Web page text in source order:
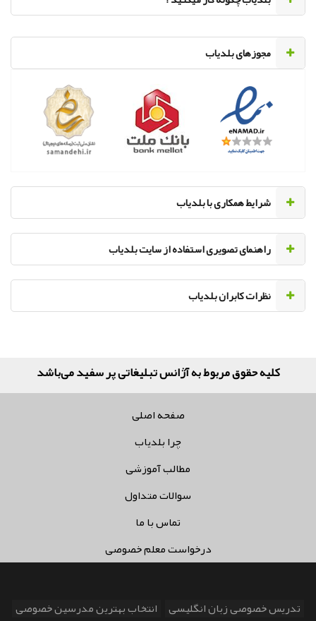
مجوزهای بلدیاب
‌شرایط همکاری با بلدیاب
راهنمای تصویری استفاده از سایت بلدیاب
نظرات کابران بلدیاب
کلیه حقوق مربوط به آژانس تبلیغاتی پر سفید می‌باشد
صفحه اصلی
چرا بلدیاب
مطالب آموزشی
سوالات متداول
تماس با ما
درخواست معلم خصوصی
تدریس خصوصی زبان انگلیسی انتخاب بهترین مدرسین خصوصی